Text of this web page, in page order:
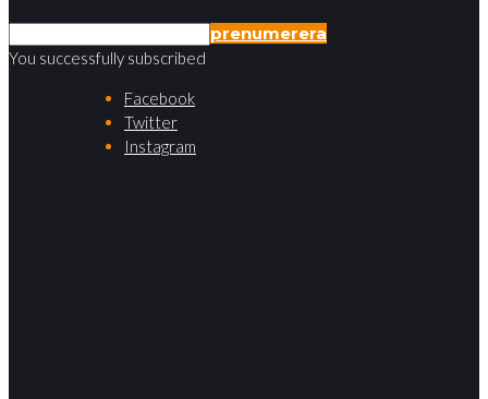
prenumerera
You successfully subscribed
Facebook
Twitter
Instagram